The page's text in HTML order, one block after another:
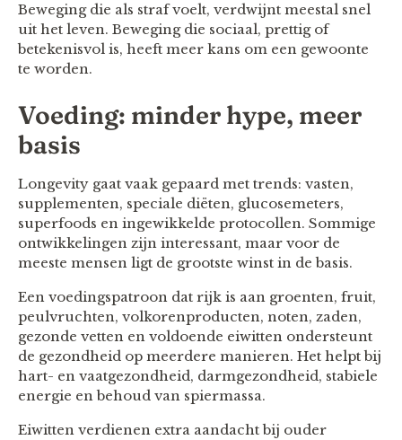
Beweging die als straf voelt, verdwijnt meestal snel
uit het leven. Beweging die sociaal, prettig of
betekenisvol is, heeft meer kans om een gewoonte
te worden.
Voeding: minder hype, meer
basis
Longevity gaat vaak gepaard met trends: vasten,
supplementen, speciale diëten, glucosemeters,
superfoods en ingewikkelde protocollen. Sommige
ontwikkelingen zijn interessant, maar voor de
meeste mensen ligt de grootste winst in de basis.
Een voedingspatroon dat rijk is aan groenten, fruit,
peulvruchten, volkorenproducten, noten, zaden,
gezonde vetten en voldoende eiwitten ondersteunt
de gezondheid op meerdere manieren. Het helpt bij
hart- en vaatgezondheid, darmgezondheid, stabiele
energie en behoud van spiermassa.
Eiwitten verdienen extra aandacht bij ouder